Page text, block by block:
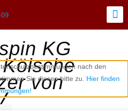
KG
von
nach den
Sie diesen bitte zu. Hier finden